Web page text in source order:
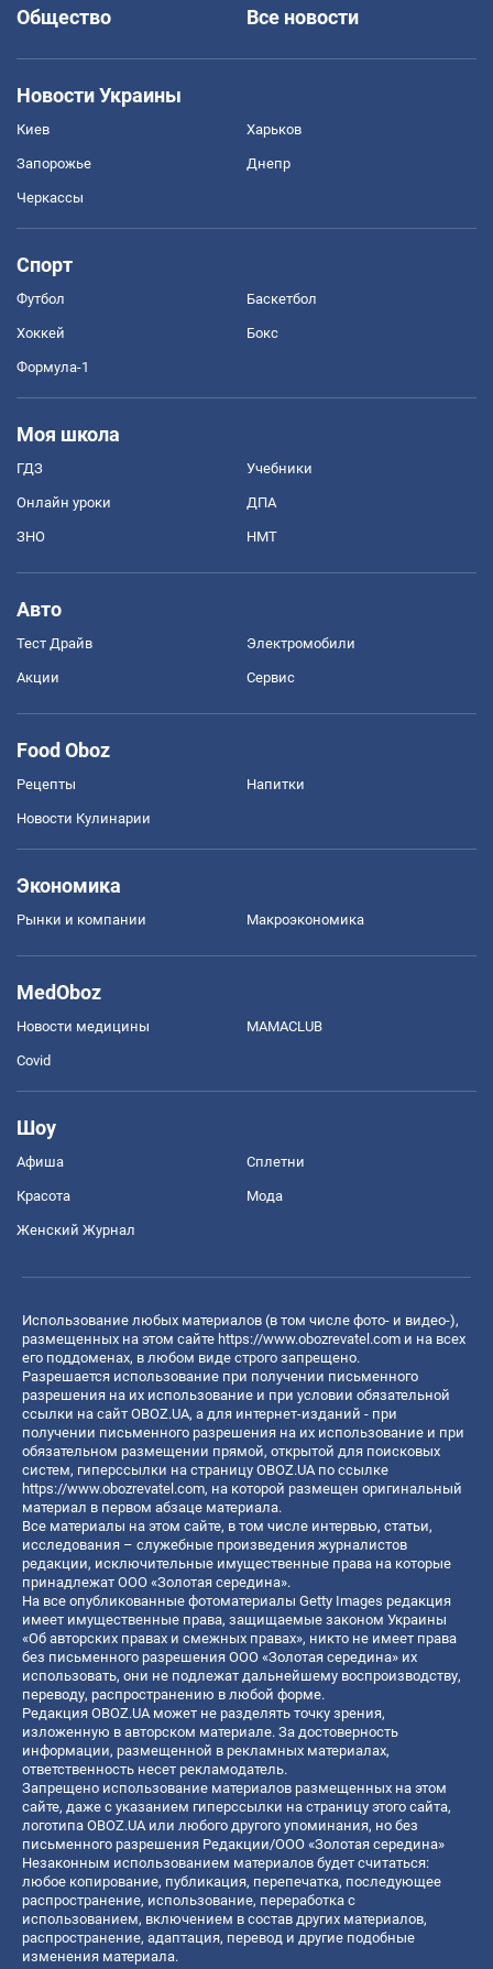
Общество
Все новости
Новости Украины
Киев Харьков
Запорожье Днепр
Черкассы
Спорт
Футбол Баскетбол
Хоккей Бокс
Формула-1
Моя школа
ГДЗ Учебники
Онлайн уроки ДПА
ЗНО НМТ
Авто
Тест Драйв Электромобили
Акции Сервис
Food Oboz
Рецепты Напитки
Новости Кулинарии
Экономика
Рынки и компании Mакроэкономика
MedOboz
Новости медицины MAMACLUB
Covid
Шоу
Афиша Сплетни
Красота Мода
Женский Журнал
Использование любых материалов (в том числе фото- и видео-),
размещенных на этом сайте https://www.obozrevatel.com и на всех
его поддоменах, в любом виде строго запрещено.
Разрешается использование при получении письменного
разрешения на их использование и при условии обязательной
ссылки на сайт OBOZ.UA, а для интернет-изданий - при
получении письменного разрешения на их использование и при
обязательном размещении прямой, открытой для поисковых
систем, гиперссылки на страницу OBOZ.UA по ссылке
https://www.obozrevatel.com, на которой размещен оригинальный
материал в первом абзаце материала.
Все материалы на этом сайте, в том числе интервью, статьи,
исследования – служебные произведения журналистов
редакции, исключительные имущественные права на которые
принадлежат ООО «Золотая середина».
На все опубликованные фотоматериалы Getty Images редакция
имеет имущественные права, защищаемые законом Украины
«Об авторских правах и смежных правах», никто не имеет права
без письменного разрешения ООО «Золотая середина» их
использовать, они не подлежат дальнейшему воспроизводству,
переводу, распространению в любой форме.
Редакция OBOZ.UA может не разделять точку зрения,
изложенную в авторском материале. За достоверность
информации, размещенной в рекламных материалах,
ответственность несет рекламодатель.
Запрещено использование материалов размещенных на этом
сайте, даже с указанием гиперссылки на страницу этого сайта,
логотипа OBOZ.UA или любого другого упоминания, но без
письменного разрешения Редакции/ООО «Золотая середина»
Незаконным использованием материалов будет считаться:
любое копирование, публикация, перепечатка, последующее
распространение, использование, переработка с
использованием, включением в состав других материалов,
распространение, адаптация, перевод и другие подобные
изменения материала.